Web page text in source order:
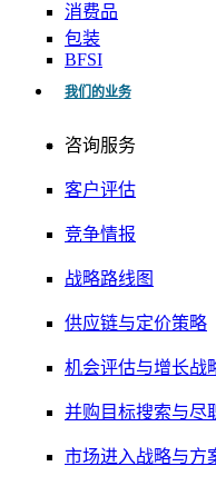
消费品
包装
BFSI
我们的业务
咨询服务
客户评估
竞争情报
战略路线图
供应链与定价策略
机会评估与增长战
并购目标搜索与尽
市场进入战略与方